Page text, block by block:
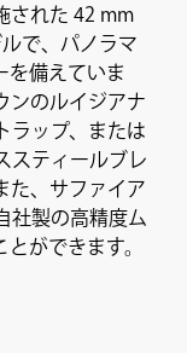
された 42 mm
で、パノラマ
を備えていま
ンのルイジアナ
ラップ、または
スティールブレ
た、サファイア
社製の高精度ム
ができます。